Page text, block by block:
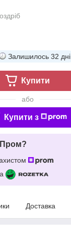
Залишилось 32 дні
Купити
або
Купити з
Пром?
Доставка